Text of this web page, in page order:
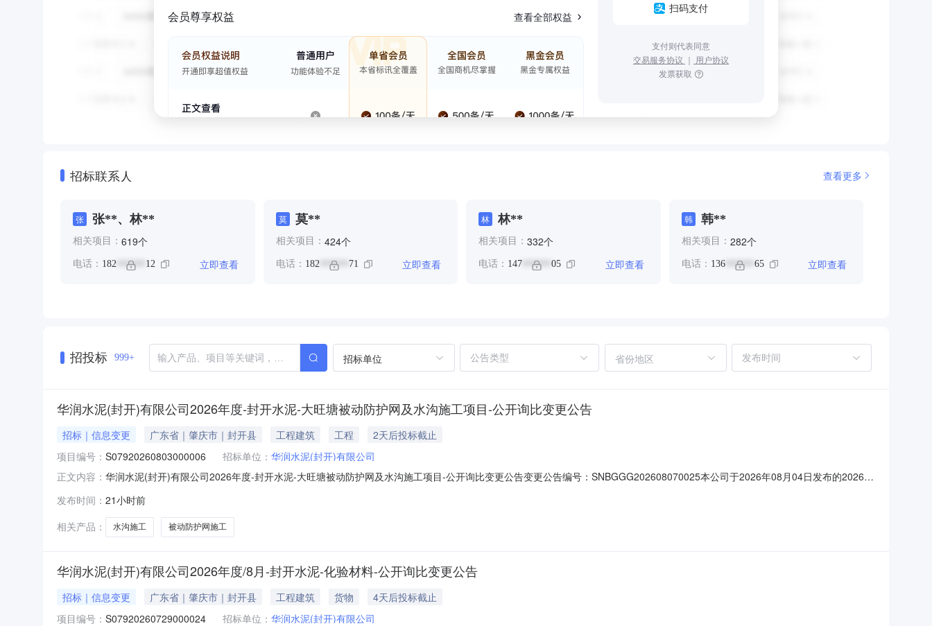
会员尊享权益 查看全部权益
扫码支付
支付则代表同意
交易服务协议 ｜ 用户协议
发票获取
招标联系人 查看更多
张 张**、林**
相关项目： 619个
电话： 182 ****** 12 立即查看
莫 莫**
相关项目： 424个
电话： 182****** 71 立即查看
林 林**
相关项目： 332个
电话： 147 ****** 05 立即查看
韩 韩**
相关项目： 282个
电话： 136****** 65 立即查看
招投标 999+ 招标单位 省份地区
华润水泥(封开)有限公司2026年度-封开水泥-大旺塘被动防护网及水沟施工项目-公开询比变更公告
招标｜信息变更 广东省｜肇庆市｜封开县 工程建筑 工程
2天后投标截止
项目编号： S07920260803000006 招标单位： 华润水泥(封开)有限公司
正文内容： 华润水泥(封开)有限公司2026年度-封开水泥-大旺塘被动防护网及水沟施工项目-公开询比变更公告变更公告编号：SNBGGG202608070025本公司于2026年08月04日发布的2026年
14时00分00秒2026年08月10日14时00分00秒供应商提问截止时间2026年08月07日13时00分00秒2026年08月10日13时
发布时间： 21小时前
相关产品：
水沟施工 被动防护网施工
华润水泥(封开)有限公司2026年度/8月-封开水泥-化验材料-公开询比变更公告
招标｜信息变更 广东省｜肇庆市｜封开县 工程建筑 货物
4天后投标截止
项目编号： S07920260729000024 招标单位： 华润水泥(封开)有限公司